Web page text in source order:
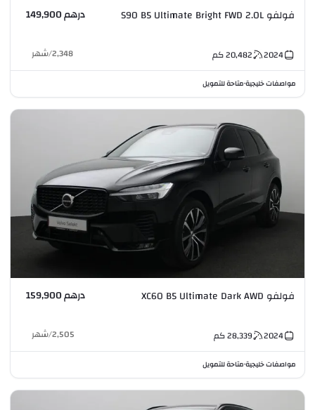
فولفو S90 B5 Ultimate Bright FWD 2.0L درهم 149,900
2024
20,482كم 2,348
/شهر
مواصفات خليجية•متاحة للتمويل
فولفو XC60 B5 Ultimate Dark AWD درهم 159,900
2024
28,339كم 2,505
/شهر
مواصفات خليجية•متاحة للتمويل